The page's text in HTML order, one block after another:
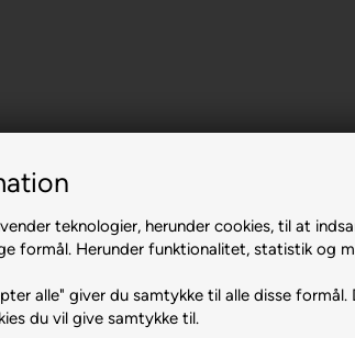
teknologier, herunder cookies, til at
formål. Herunder funktionalitet, statistik og
alle" giver du samtykke til alle disse formål.
du vil give samtykke til.